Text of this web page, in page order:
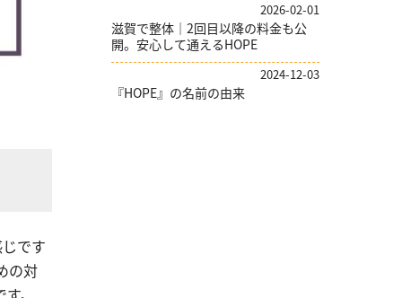
です
の対
滋賀で整体｜2回目以降の料金も公
開。安心して通えるHOPE
2026-02-01
『HOPE』の名前の由来
2024-12-03